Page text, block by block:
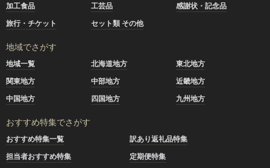
加工食品
工芸品
感謝状・記念品
旅行・チケット
セット類 その他
地域でさがす
地域一覧 北海道地方
東北地方
関東地方
中部地方
近畿地方
中国地方
四国地方 九州地方
おすすめ特集でさがす
おすすめ特集一覧
訳あり返礼品特集
担当者おすすめ特集
定期便特集